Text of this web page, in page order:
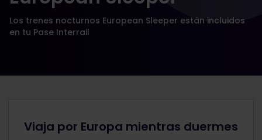
Los trenes nocturnos European Sleeper están incluidos
en tu Pase Interrail
Viaja por Europa mientras duermes